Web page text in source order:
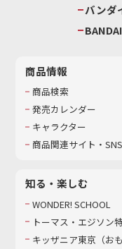
バンダ
商品情報
商品検索
発売カレンダー
キャラクター
商品関連サイト・
知る・楽しむ
WONDER! SCHOOL
トーマス・エジソン
キッザニア東京（お